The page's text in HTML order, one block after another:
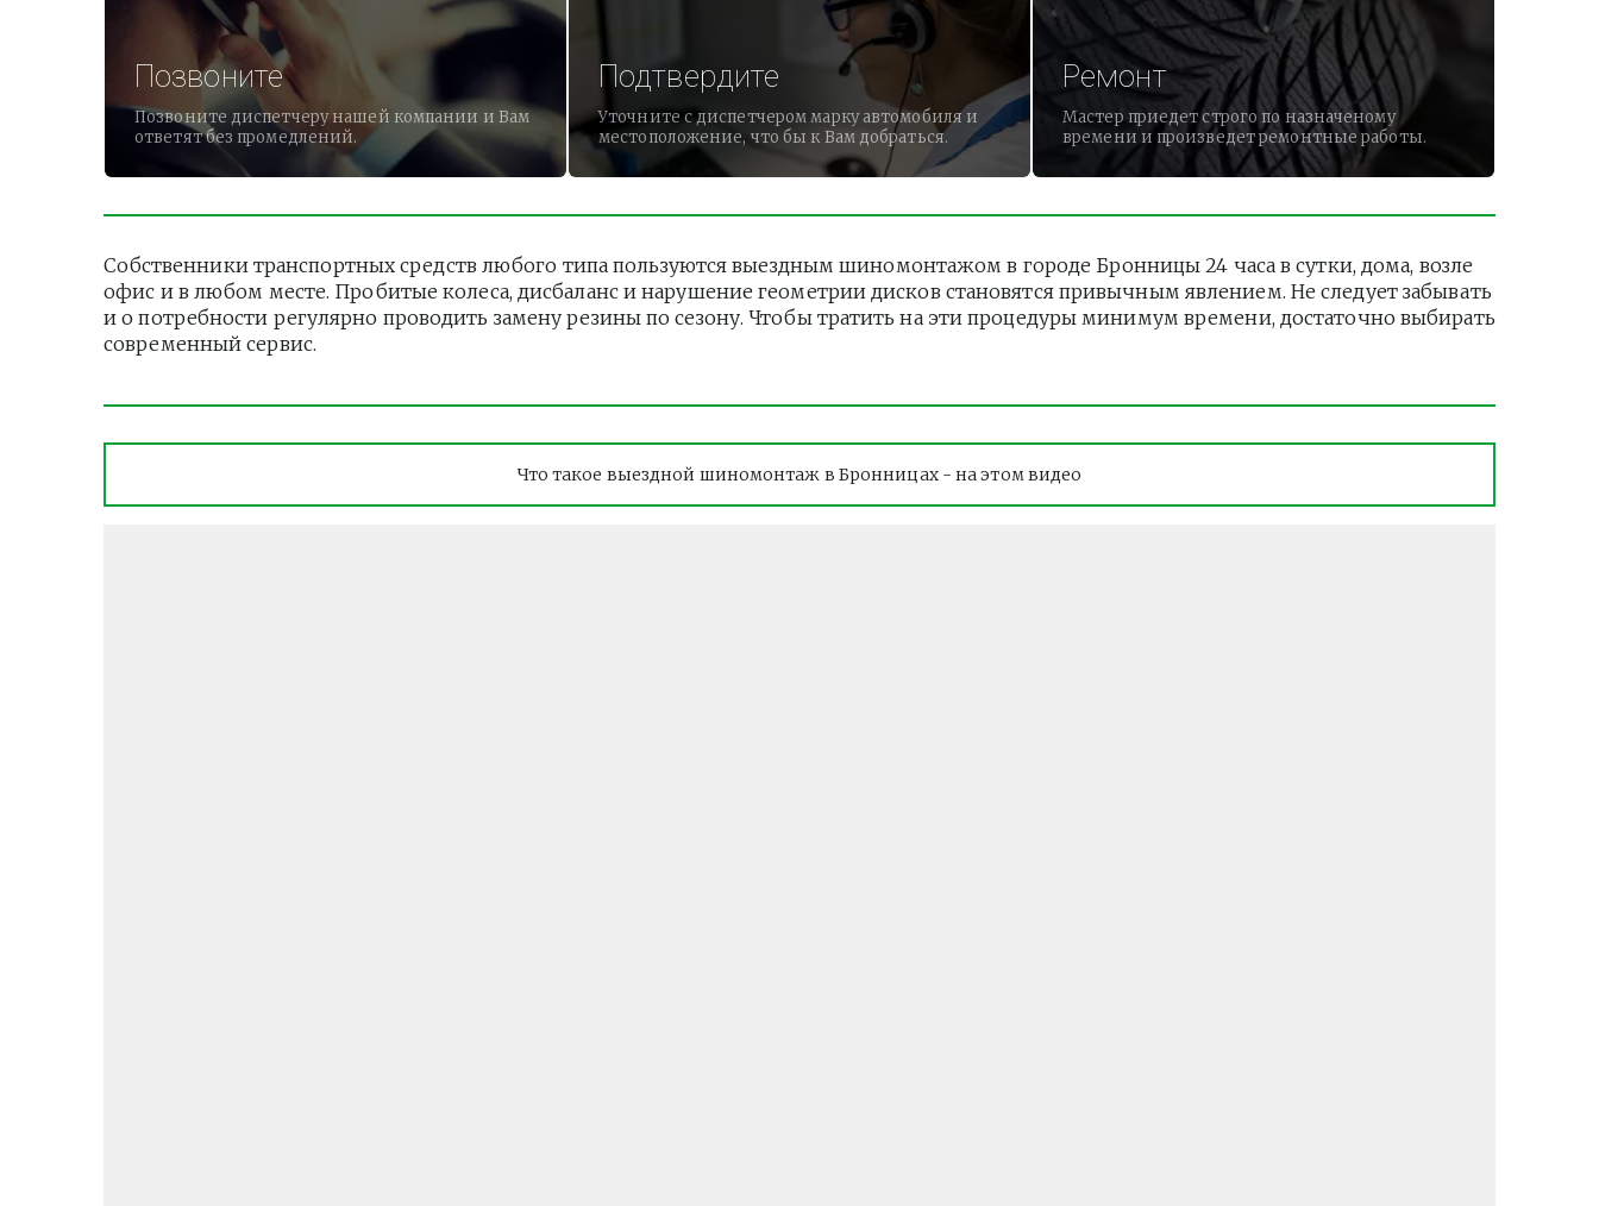
Позвоните
Позвоните диспетчеру нашей компании и Вам
ответят без промедлений.
Подтвердите
Уточните с диспетчером марку автомобиля и
местоположение, что бы к Вам добраться.
Ремонт
Мастер приедет строго по назначеному
времени и произведет ремонтные работы.
Собственники транспортных средств любого типа пользуются выездным шиномонтажом в городе Бронницы 24 часа в сутки, дома, возле
офис и в любом месте. Пробитые колеса, дисбаланс и нарушение геометрии дисков становятся привычным явлением. Не следует забывать
и о потребности регулярно проводить замену резины по сезону. Чтобы тратить на эти процедуры минимум времени, достаточно выбирать
современный сервис.
Что такое выездной шиномонтаж в Бронницах - на этом видео